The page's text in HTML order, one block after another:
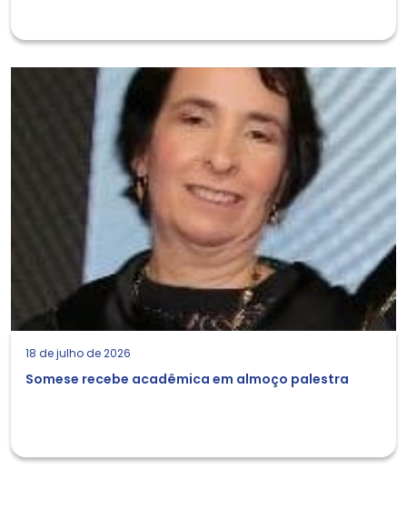
18 de julho de 2026
Somese recebe acadêmica em almoço palestra